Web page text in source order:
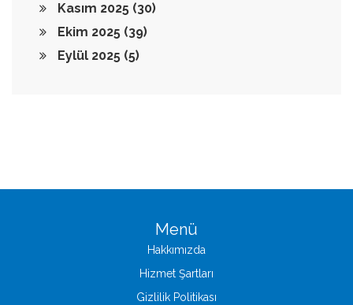
Kasım 2025 (30)
Ekim 2025 (39)
Eylül 2025 (5)
Menü
Hakkımızda
Hizmet Şartları
Gizlilik Politikası